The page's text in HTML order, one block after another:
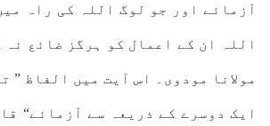
آزمائے اور جو لوگ اللہ کی راہ
مولانا مودوی۔ اس آیت میں الفاظ ”
ایک دوسرے کے ذریعہ سے آزمائے“